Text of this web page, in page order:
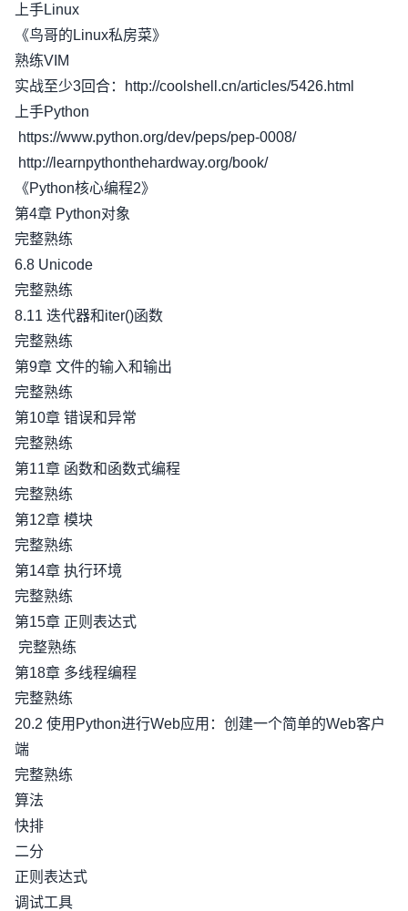
上手Linux
《鸟哥的Linux私房菜》
熟练VIM
实战至少3回合：http://coolshell.cn/articles/5426.html
上手Python
https://www.python.org/dev/peps/pep-0008/
http://learnpythonthehardway.org/book/
《Python核心编程2》
第4章 Python对象
完整熟练
6.8 Unicode
完整熟练
8.11 迭代器和iter()函数
完整熟练
第9章 文件的输入和输出
完整熟练
第10章 错误和异常
完整熟练
第11章 函数和函数式编程
完整熟练
第12章 模块
完整熟练
第14章 执行环境
完整熟练
第15章 正则表达式
完整熟练
第18章 多线程编程
完整熟练
20.2 使用Python进行Web应用：创建一个简单的Web客户
端
完整熟练
算法
快排
二分
正则表达式
调试工具